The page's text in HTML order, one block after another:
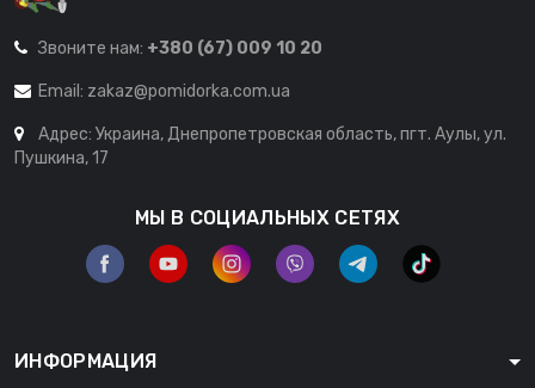
Звоните нам: +380 (67) 009 10 20
Email: zakaz@pomidorka.com.ua
Адрес: Украина, Днепропетровская область, пгт. Аулы, ул.
Пушкина, 17
МЫ В СОЦИАЛЬНЫХ СЕТЯХ
ИНФОРМАЦИЯ